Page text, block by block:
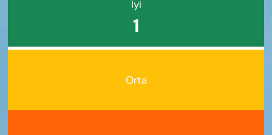
İyi
1
Orta